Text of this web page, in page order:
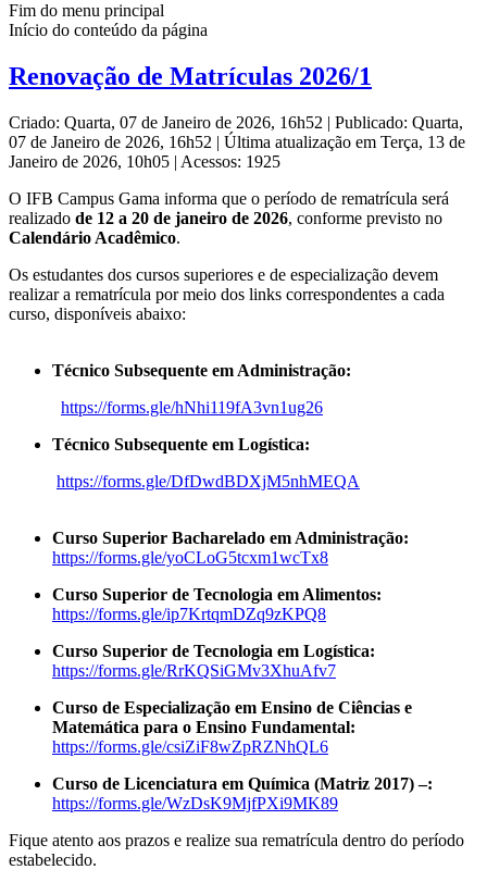
Fim do menu principal
Início do conteúdo da página
Renovação de Matrículas 2026/1
Criado: Quarta, 07 de Janeiro de 2026, 16h52 | Publicado: Quarta,
07 de Janeiro de 2026, 16h52 | Última atualização em Terça, 13 de
Janeiro de 2026, 10h05 | Acessos: 1925
O IFB Campus Gama informa que o período de rematrícula será
realizado de 12 a 20 de janeiro de 2026, conforme previsto no
Calendário Acadêmico.
Os estudantes dos cursos superiores e de especialização devem
realizar a rematrícula por meio dos links correspondentes a cada
curso, disponíveis abaixo:
Técnico Subsequente em Administração:
https://forms.gle/hNhi119fA3vn1ug26
Técnico Subsequente em Logística:
https://forms.gle/DfDwdBDXjM5nhMEQA
Curso Superior Bacharelado em Administração:
https://forms.gle/yoCLoG5tcxm1wcTx8
Curso Superior de Tecnologia em Alimentos:
https://forms.gle/ip7KrtqmDZq9zKPQ8
Curso Superior de Tecnologia em Logística:
https://forms.gle/RrKQSiGMv3XhuAfv7
Curso de Especialização em Ensino de Ciências e
Matemática para o Ensino Fundamental:
https://forms.gle/csiZiF8wZpRZNhQL6
Curso de Licenciatura em Química (Matriz 2017) –:
https://forms.gle/WzDsK9MjfPXi9MK89
Fique atento aos prazos e realize sua rematrícula dentro do período
estabelecido.